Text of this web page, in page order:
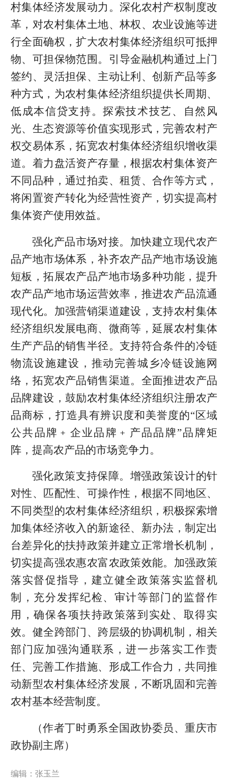
村集体经济发展动力。深化农村产权制度改
革，对农村集体土地、林权、农业设施等进
行全面确权，扩大农村集体经济组织可抵押
物、可担保物范围。引导金融机构通过上门
签约、灵活担保、主动让利、创新产品等多
种方式，为农村集体经济组织提供长周期、
低成本信贷支持。探索技术技艺、自然风
光、生态资源等价值实现形式，完善农村产
权交易体系，拓宽农村集体经济组织增收渠
道。着力盘活资产存量，根据农村集体资产
不同品种，通过拍卖、租赁、合作等方式，
将闲置资产转化为经营性资产，切实提高村
集体资产使用效益。
强化产品市场对接。加快建立现代农产
品产地市场体系，补齐农产品产地市场设施
短板，拓展农产品产地市场多种功能，提升
农产品产地市场运营效率，推进农产品流通
现代化。加强营销渠道建设，支持农村集体
经济组织发展电商、微商等，延展农村集体
生产产品的销售半径。支持符合条件的冷链
物流设施建设，推动完善城乡冷链设施网
络，拓宽农产品销售渠道。全面推进农产品
品牌建设，鼓励农村集体经济组织注册农产
品商标，打造具有辨识度和美誉度的“区域
公共品牌﹢企业品牌﹢产品品牌”品牌矩
阵，提高农产品的市场竞争力。
强化政策支持保障。增强政策设计的针
对性、匹配性、可操作性，根据不同地区、
不同类型的农村集体经济组织，积极探索增
加集体经济收入的新途径、新办法，制定出
台差异化的扶持政策并建立正常增长机制，
切实提高强农惠农富农政策效能。加强政策
落实督促指导，建立健全政策落实监督机
制，充分发挥纪检、审计等部门的监督作
用，确保各项扶持政策落到实处、取得实
效。健全跨部门、跨层级的协调机制，相关
部门应加强沟通联系，进一步落实工作责
任、完善工作措施、形成工作合力，共同推
动新型农村集体经济发展，不断巩固和完善
农村基本经营制度。
（作者丁时勇系全国政协委员、重庆市
政协副主席）
编辑：张玉兰